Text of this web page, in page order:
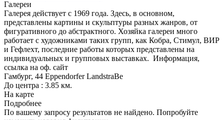
Галереи
Галерея действует с 1969 года. Здесь, в основном,
представлены картины и скульптуры разных жанров, от
фигуративного до абстрактного. Хозяйка галереи много
работает с художниками таких групп, как Кобра, Стимул, ВИР
и Гефлехт, последние работы которых представлены на
индивидуальных и групповых выставках. Информация,
ссылка на оф. сайт
Гамбург, 44 Eppendorfer LandstraBe
До центра : 3.85 км.
На карте
Подробнее
По вашему запросу результатов не найдено. Попробуйте